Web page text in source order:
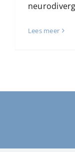
Lees meer